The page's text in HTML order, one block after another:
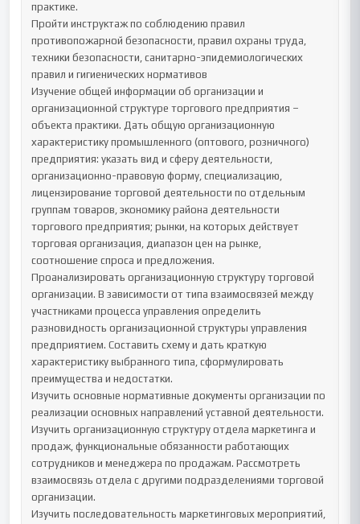
практике.
Пройти инструктаж по соблюдению правил
противопожарной безопасности, правил охраны труда,
техники безопасности, санитарно-эпидемиологических
правил и гигиенических нормативов
Изучение общей информации об организации и
организационной структуре торгового предприятия –
объекта практики. Дать общую организационную
характеристику промышленного (оптового, розничного)
предприятия: указать вид и сферу деятельности,
организационно-правовую форму, специализацию,
лицензирование торговой деятельности по отдельным
группам товаров, экономику района деятельности
торгового предприятия; рынки, на которых действует
торговая организация, диапазон цен на рынке,
соотношение спроса и предложения.
Проанализировать организационную структуру торговой
организации. В зависимости от типа взаимосвязей между
участниками процесса управления определить
разновидность организационной структуры управления
предприятием. Составить схему и дать краткую
характеристику выбранного типа, сформулировать
преимущества и недостатки.
Изучить основные нормативные документы организации по
реализации основных направлений уставной деятельности.
Изучить организационную структуру отдела маркетинга и
продаж, функциональные обязанности работающих
сотрудников и менеджера по продажам. Рассмотреть
взаимосвязь отдела с другими подразделениями торговой
организации.
Изучить последовательность маркетинговых мероприятий,